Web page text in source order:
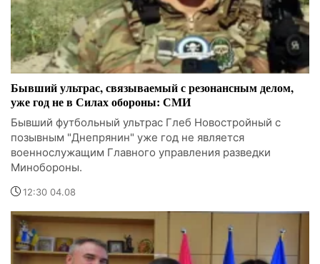
Бывший ультрас, связываемый с резонансным делом,
уже год не в Силах обороны: СМИ
Бывший футбольный ультрас Глеб Новостройный с
позывным "Днепрянин" уже год не является
военнослужащим Главного управления разведки
Минобороны.
12:30 04.08